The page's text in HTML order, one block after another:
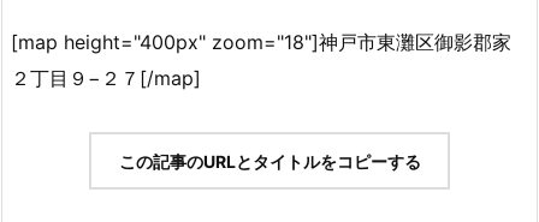
[map height="400px" zoom="18"]神戸市東灘区御影郡家
２丁目９−２７[/map]
この記事のURLとタイトルをコピーする